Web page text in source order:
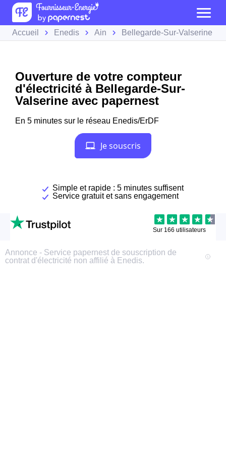
Accueil Enedis Ain Bellegarde-Sur-Valserine